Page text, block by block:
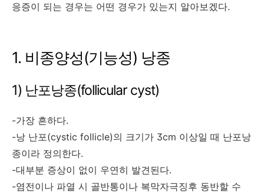
응증이 되는 경우는 어떤 경우가 있는지 알아보겠다.
1. 비종양성(기능성) 낭종
1) 난포낭종(follicular cyst)
-가장 흔하다.
-낭 난포(cystic follicle)의 크기가 3cm 이상일 때 난포낭
종이라 정의한다.
-대부분 증상이 없이 우연히 발견된다.
-염전이나 파열 시 골반통이나 복막자극징후 동반할 수